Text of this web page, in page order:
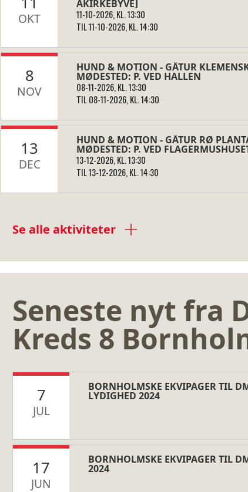
OKT
ÅKIRKEBYVEJ
11-10-2026, KL. 13:30
TIL 11-10-2026, KL. 14:30
8
NOV
HUND & MOTION - GÅTUR
MØDESTED: P. VED HALLEN
08-11-2026, KL. 13:30
TIL 08-11-2026, KL. 14:30
13
DEC
HUND & MOTION - GÅTUR RØ
MØDESTED: P. VED
13-12-2026, KL. 13:30
TIL 13-12-2026, KL. 14:30
Se alle aktiviteter
Seneste nyt fra
Kreds 8
7
JUL
BORNHOLMSKE EKVIPAGER TIL
LYDIGHED 2024
17
JUN
BORNHOLMSKE EKVIPAGER TIL
2024